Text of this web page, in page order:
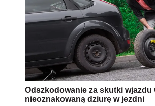
Odszkodowanie za skutki wjazdu
nieoznakowaną dziurę w jezdni